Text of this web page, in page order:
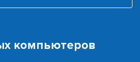
компьютеров